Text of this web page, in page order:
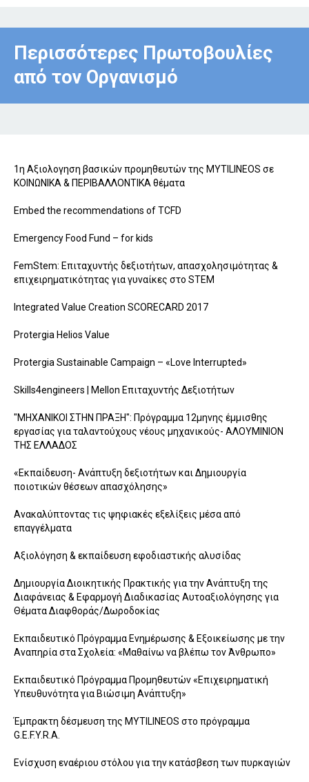
Περισσότερες Πρωτοβουλίες
από τον Οργανισμό
1η Αξιολογηση βασικών προμηθευτών της MYTILINEOS σε
ΚΟΙΝΩΝΙΚΑ & ΠΕΡΙΒΑΛΛΟΝΤΙΚΑ θέματα
Embed the recommendations of TCFD
Emergency Food Fund – for kids
FemStem: Επιταχυντής δεξιοτήτων, απασχολησιμότητας &
επιχειρηματικότητας για γυναίκες στο STEM
Integrated Value Creation SCORECARD 2017
Protergia Helios Value
Protergia Sustainable Campaign – «Love Interrupted»
Skills4engineers | Mellon Επιταχυντής Δεξιοτήτων
"ΜΗΧΑΝΙΚΟΙ ΣΤΗΝ ΠΡΑΞΗ": Πρόγραμμα 12μηνης έμμισθης
εργασίας για ταλαντούχους νέους μηχανικούς- ΑΛΟΥΜΙΝΙΟΝ
ΤΗΣ ΕΛΛΑΔΟΣ
«Εκπαίδευση- Ανάπτυξη δεξιοτήτων και Δημιουργία
ποιοτικών θέσεων απασχόλησης»
Ανακαλύπτοντας τις ψηφιακές εξελίξεις μέσα από
επαγγέλματα
Αξιολόγηση & εκπαίδευση εφοδιαστικής αλυσίδας
Δημιουργία Διοικητικής Πρακτικής για την Ανάπτυξη της
Διαφάνειας & Εφαρμογή Διαδικασίας Αυτοαξιολόγησης για
Θέματα Διαφθοράς/Δωροδοκίας
Εκπαιδευτικό Πρόγραμμα Ενημέρωσης & Εξοικείωσης με την
Αναπηρία στα Σχολεία: «Μαθαίνω να βλέπω τον Άνθρωπο»
Εκπαιδευτικό Πρόγραμμα Προμηθευτών «Επιχειρηματική
Υπευθυνότητα για Βιώσιμη Ανάπτυξη»
Έμπρακτη δέσμευση της MYTILINEOS στο πρόγραμμα
G.E.F.Y.R.A.
Ενίσχυση εναέριου στόλου για την κατάσβεση των πυρκαγιών